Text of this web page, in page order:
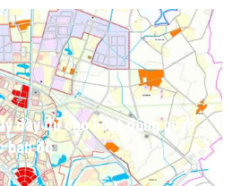
đầy đủ cho hoạt động quản
bản đồ